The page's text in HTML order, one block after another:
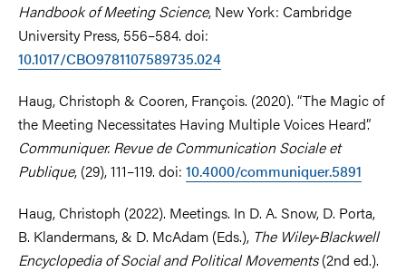
Handbook of Meeting Science, New York: Cambridge
University Press, 556–584. doi:
10.1017/CBO9781107589735.024
Haug, Christoph & Cooren, François. (2020). “The Magic of
the Meeting Necessitates Having Multiple Voices Heard”.
Communiquer. Revue de Communication Sociale et
Publique, (29), 111–119. doi: 10.4000/communiquer.5891
Haug, Christoph (2022). Meetings. In D. A. Snow, D. Porta,
B. Klandermans, & D. McAdam (Eds.), The Wiley‐Blackwell
Encyclopedia of Social and Political Movements(2nd ed.).